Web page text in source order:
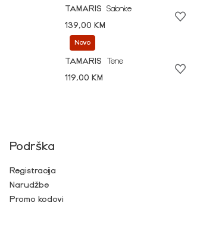
TAMARIS
Salonke
139,00 KM
Novo
TAMARIS
Tene
119,00 KM
Podrška
Registracija
Narudžbe
Promo kodovi